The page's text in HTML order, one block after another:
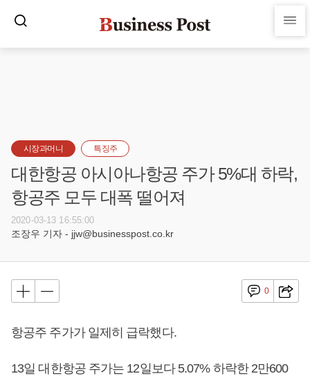
시장과머니 특징주
대한항공 아시아나항공 주가 5%대 하락,
항공주 모두 대폭 떨어져
2020-03-13 16:55:00
조장우 기자 - jjw@businesspost.co.kr
0
항공주 주가가 일제히 급락했다.
13일 대한항공 주가는 12일보다 5.07% 하락한 2만600